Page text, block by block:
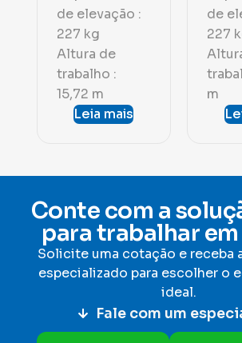
de elevação :
227 kg
Altura de
trabalho :
15,72 m
Leia mais
de
227
m
Conte com a
para trabalhar
Solicite uma cotação e receba
especializado para escolher o
ideal.
Fale com um